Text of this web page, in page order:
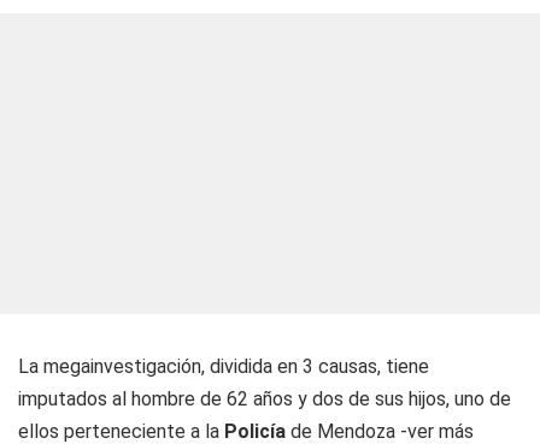
La megainvestigación, dividida en 3 causas, tiene
imputados al hombre de 62 años y dos de sus hijos, uno de
ellos perteneciente a la Policía de Mendoza -ver más